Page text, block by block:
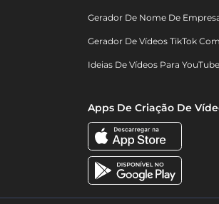
Gerador De Nome De
Gerador De Vídeos TikTok
Ideias De Vídeos Para YouTube
Apps De Criação De